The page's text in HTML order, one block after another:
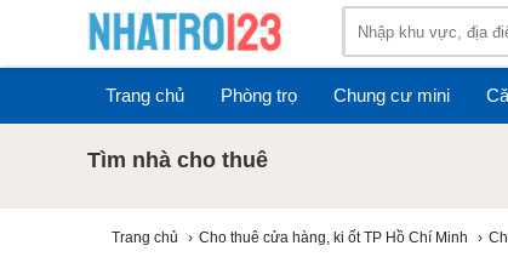
Trang chủ Phòng trọ Chung cư mini
Tìm nhà cho thuê
Trang chủ › Cho thuê cửa hàng, ki ốt TP Hồ Chí Minh ›